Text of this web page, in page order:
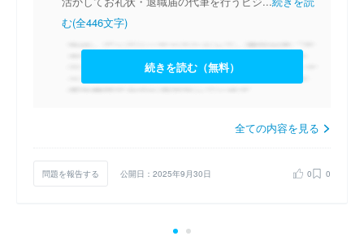
む(全446文字)
続きを読む（無料）
全ての内容を見る
問題を報告する 公開日：2025年9月30日 0 0